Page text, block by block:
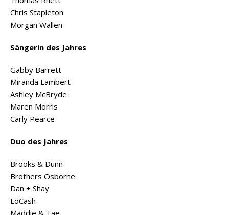
Chris Stapleton
Morgan Wallen
Sängerin des Jahres
Gabby Barrett
Miranda Lambert
Ashley McBryde
Maren Morris
Carly Pearce
Duo des Jahres
Brooks & Dunn
Brothers Osborne
Dan + Shay
LoCash
Maddie & Tae